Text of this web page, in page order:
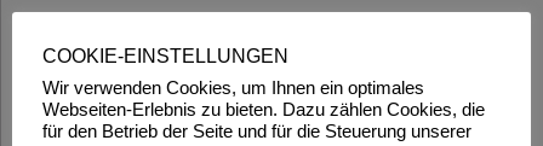
COOKIE-EINSTELLUNGEN
Wir verwenden Cookies, um Ihnen ein optimales
Webseiten-Erlebnis zu bieten. Dazu zählen Cookies, die
für den Betrieb der Seite und für die Steuerung unserer